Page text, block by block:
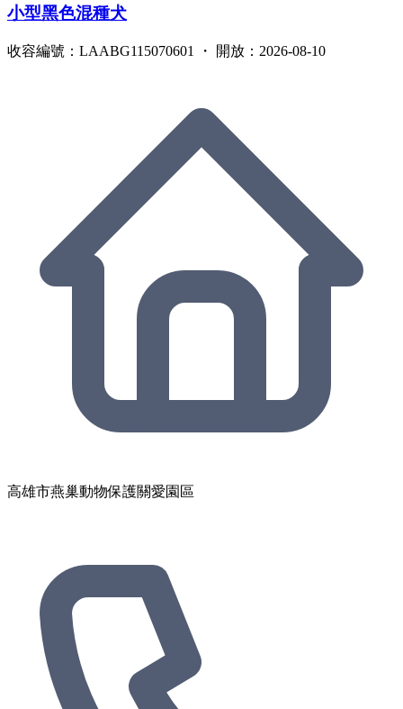
小型黑色混種犬
收容編號：LAABG115070601 ・ 開放：2026-08-10
高雄市燕巢動物保護關愛園區